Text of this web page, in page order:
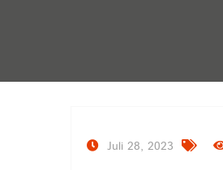
Juli 28, 2023